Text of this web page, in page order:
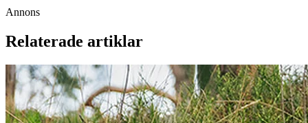
Annons
Relaterade artiklar